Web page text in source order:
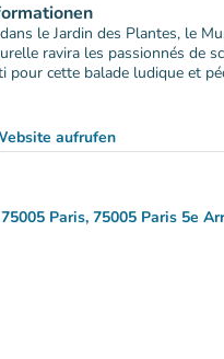
le Jardin des Plantes, le
ravira les passionnés de
pour cette balade ludique et
aufrufen
(new tab)
Paris, 75005 Paris 5e
(in Google
(new tab)